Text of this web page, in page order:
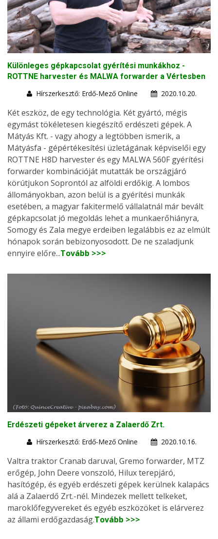
Különleges gépkapcsolat gyérítési munkákhoz -
ROTTNE harvester és MALWA forwarder a Vértesben
Hírszerkesztő: Erdő-Mező Online
2020.10.20.
Két eszköz, de egy technológia. Két gyártó, mégis
egymást tökéletesen kiegészítő erdészeti gépek. A
Mátyás Kft. - vagy ahogy a legtöbben ismerik, a
Mátyásfa - gépértékesítési üzletágának képviselői egy
ROTTNE H8D harvester és egy MALWA 560F gyérítési
forwarder kombinációját mutatták be országjáró
körútjukon Soprontól az alföldi erdőkig. A lombos
állományokban, azon belül is a gyérítési munkák
esetében, a magyar fakitermelő vállalatnál már bevált
gépkapcsolat jó megoldás lehet a munkaerőhiányra,
Somogy és Zala megye erdeiben legalábbis ez az elmúlt
hónapok során bebizonyosodott. De ne szaladjunk
ennyire előre...Tovább >>>
Erdészeti gépeket árverez a Zalaerdő Zrt.
Hírszerkesztő: Erdő-Mező Online
2020.10.16.
Valtra traktor Cranab daruval, Gremo forwarder, MTZ
erőgép, John Deere vonszoló, Hilux terepjáró,
hasítógép, és egyéb erdészeti gépek kerülnek kalapács
alá a Zalaerdő Zrt.-nél. Mindezek mellett telkeket,
maroklőfegyvereket és egyéb eszközöket is elárverez
az állami erdőgazdaság.Tovább >>>